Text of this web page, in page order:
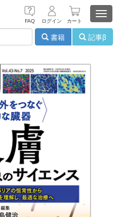
FAQ ログイン カート
書籍
記事β